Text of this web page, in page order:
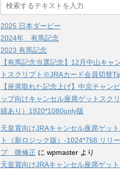
2025 日本ダービー
2024年 有馬記念
2023 有馬記念
【有馬記念当選記念】12月中山キャ
トスクリプト※JRAカード会員切替
【座席取れた記念上げ】中京チャン
ップ向けキャンセル座席ゲットスク
績あり）1920*1080only版
天皇賞向けJRAキャンセル座席ゲッ
ト（新ロジック版）-1024*768 リリ
プ 微修正 に wpmaster より
天皇賞向けJRAキャンセル座席ゲッ